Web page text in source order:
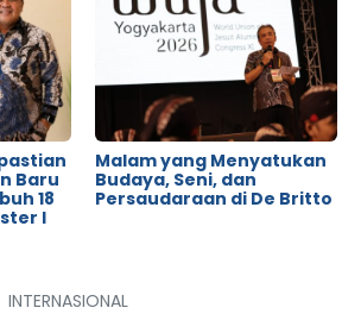
Baru
18
I
Malam yang Menyatukan
Budaya, Seni, dan
Persaudaraan di De Britto
INTERNASIONAL